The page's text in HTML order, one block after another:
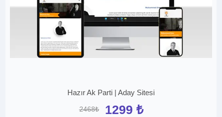
Hazır Ak Parti | Aday Sitesi
2468₺ 1299 ₺